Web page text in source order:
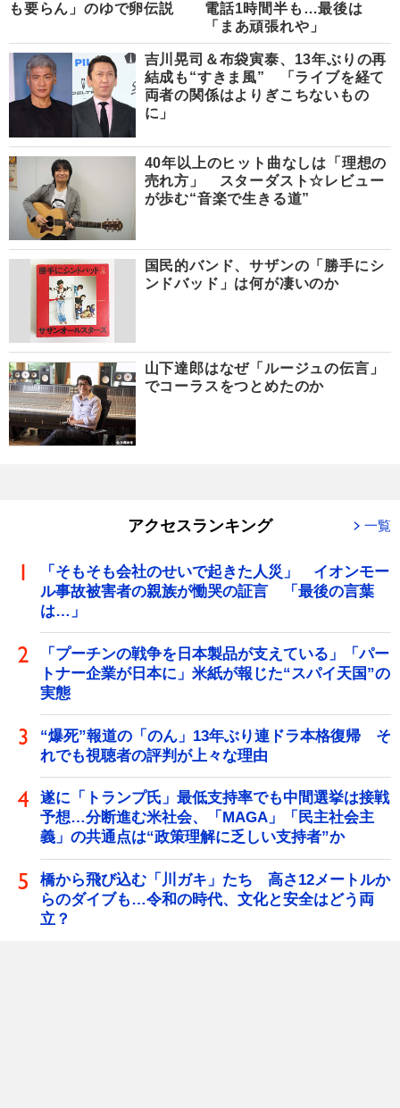
も要らん」のゆで卵伝説
電話1時間半も…最後は
「まあ頑張れや」
吉川晃司＆布袋寅泰、13年ぶりの再
結成も“すきま風” 「ライブを経て
両者の関係はよりぎこちないもの
に」
40年以上のヒット曲なしは「理想の
売れ方」 スターダスト☆レビュー
が歩む“音楽で生きる道”
国民的バンド、サザンの「勝手にシ
ンドバッド」は何が凄いのか
山下達郎はなぜ「ルージュの伝言」
でコーラスをつとめたのか
アクセスランキング 一覧
「そもそも会社のせいで起きた人災」 イオンモー
ル事故被害者の親族が慟哭の証言 「最後の言葉
は…」
「プーチンの戦争を日本製品が支えている」「パー
トナー企業が日本に」米紙が報じた“スパイ天国”の
実態
“爆死”報道の「のん」13年ぶり連ドラ本格復帰 そ
れでも視聴者の評判が上々な理由
遂に「トランプ氏」最低支持率でも中間選挙は接戦
予想…分断進む米社会、「MAGA」「民主社会主
義」の共通点は“政策理解に乏しい支持者”か
橋から飛び込む「川ガキ」たち 高さ12メートルか
らのダイブも…令和の時代、文化と安全はどう両
立？